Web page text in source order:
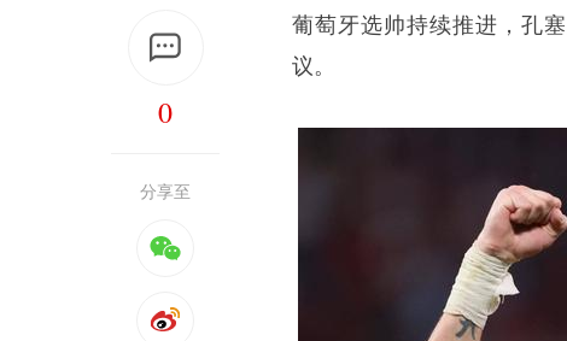
0
分享至
葡萄牙选帅持续推进，孔
议。